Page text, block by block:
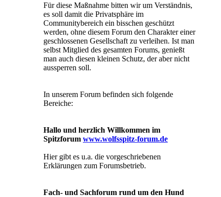
Für diese Maßnahme bitten wir um Verständnis,
es soll damit die Privatsphäre im
Communitybereich ein bisschen geschützt
werden, ohne diesem Forum den Charakter einer
geschlossenen Gesellschaft zu verleihen. Ist man
selbst Mitglied des gesamten Forums, genießt
man auch diesen kleinen Schutz, der aber nicht
aussperren soll.
In unserem Forum befinden sich folgende
Bereiche:
Hallo und herzlich Willkommen im
Spitzforum www.wolfsspitz-forum.de
Hier gibt es u.a. die vorgeschriebenen
Erklärungen zum Forumsbetrieb.
Fach- und Sachforum rund um den Hund